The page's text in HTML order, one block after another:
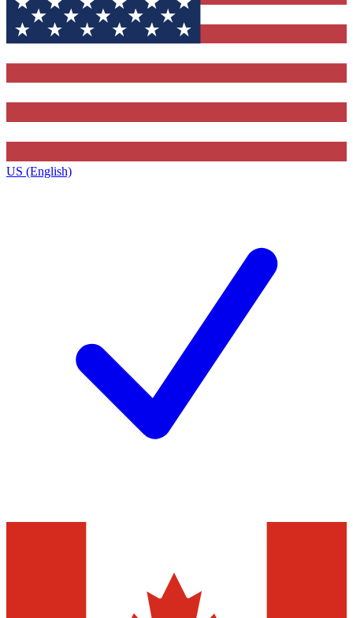
US (English)